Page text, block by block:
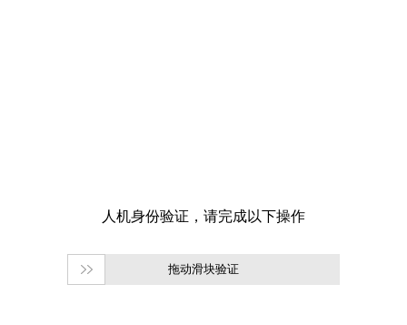
拖动滑块验证